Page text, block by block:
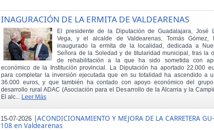
INAGURACIÓN DE LA ERMITA DE VALDEARENAS
El presidente de la Diputación de Guadalajara, José
Vega, y el alcalde de Valdearenas, Tomás Gómez,
inaugurado la ermita de la localidad, dedicada a
Señora de la Soledad y de titularidad municipal, tras la
de rehabilitación a la que ha sido sometida con
económico de la Institución provincial. La Diputación ha aportado 22.000
para completar la inversión ejecutada que en su totalidad ha ascendido a
36.000 euros, y que también ha contado con apoyo económico del
desarrollo rural ADAC (Asociación para el Desarrollo de la Alcarria y la
El alc... Leer Más
15-07-2026 |ACONDICIONAMIENTO Y MEJORA DE LA CARRETERA GU-
108 en Valdearenas